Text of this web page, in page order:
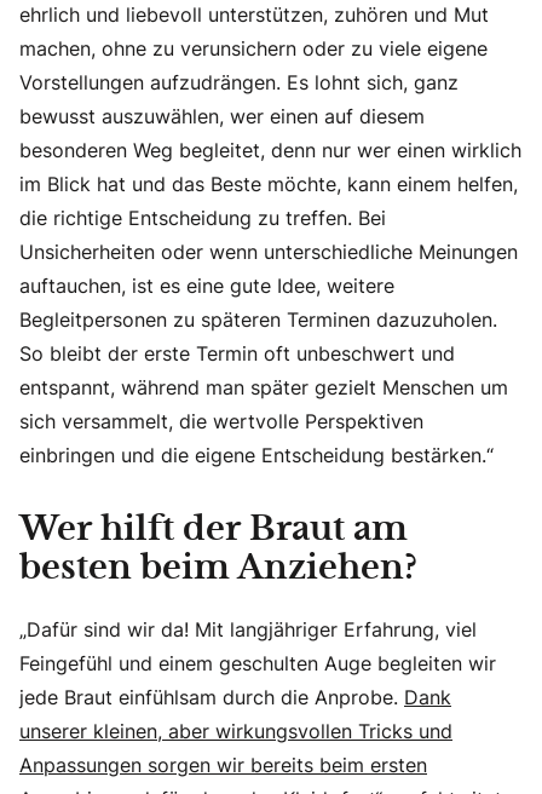
ehrlich und liebevoll unterstützen, zuhören und Mut
machen, ohne zu verunsichern oder zu viele eigene
Vorstellungen aufzudrängen. Es lohnt sich, ganz
bewusst auszuwählen, wer einen auf diesem
besonderen Weg begleitet, denn nur wer einen wirklich
im Blick hat und das Beste möchte, kann einem helfen,
die richtige Entscheidung zu treffen. Bei
Unsicherheiten oder wenn unterschiedliche Meinungen
auftauchen, ist es eine gute Idee, weitere
Begleitpersonen zu späteren Terminen dazuzuholen.
So bleibt der erste Termin oft unbeschwert und
entspannt, während man später gezielt Menschen um
sich versammelt, die wertvolle Perspektiven
einbringen und die eigene Entscheidung bestärken.“
Wer hilft der Braut am
besten beim Anziehen?
„Dafür sind wir da! Mit langjähriger Erfahrung, viel
Feingefühl und einem geschulten Auge begleiten wir
jede Braut einfühlsam durch die Anprobe. Dank
unserer kleinen, aber wirkungsvollen Tricks und
Anpassungen sorgen wir bereits beim ersten